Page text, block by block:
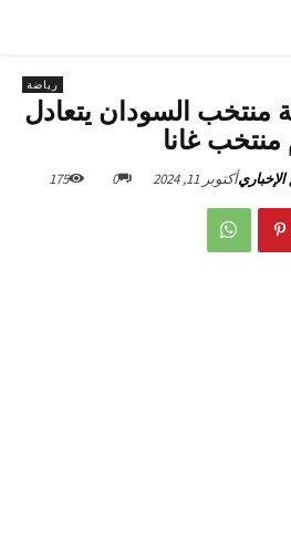
رياضة
منتخب السودان يتعادل
منتخب غانا
أكتوبر 11, 2024 0
175